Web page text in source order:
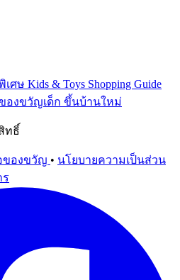
เศษ Kids & Toys Shopping Guide
องขวัญเด็ก ขึ้นบ้านใหม่
ทธิ์
ของขวัญ • นโยบายความเป็นส่วน